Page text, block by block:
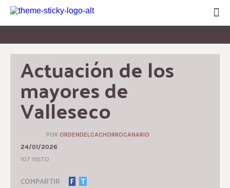
Actuación de los
mayores de
Valleseco
POR ORDENDELCACHORROCANARIO
24/01/2026
107 VISTO
COMPARTIR F T